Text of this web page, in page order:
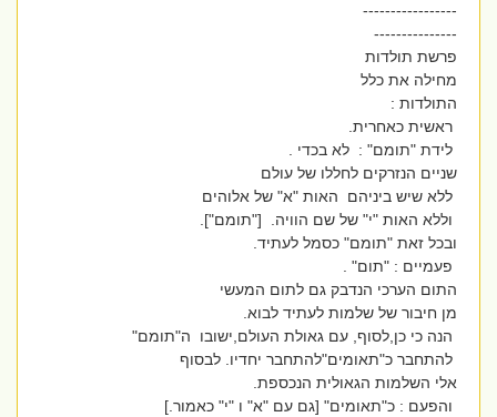
-----------------
---------------
פרשת תולדות
מחילה את כלל
התולדות :
ראשית כאחרית.
לידת "תומם" : לא בכדי .
שניים הנזרקים לחללו של עולם
ללא שיש ביניהם האות "א" של אלוהים
וללא האות "י" של שם הוויה. ["תומם"].
ובכל זאת "תומם" כסמל לעתיד.
פעמיים : "תום" .
התום הערכי הנדבק גם לתום המעשי
מן חיבור של שלמות לעתיד לבוא.
הנה כי כן,לסוף, עם גאולת העולם,ישובו ה"תומם"
להתחבר כ"תאומים"להתחבר יחדיו. לבסוף
אלי השלמות הגאולית הנכספת.
והפעם : כ"תאומים" [גם עם "א" ו "י" כאמור.]